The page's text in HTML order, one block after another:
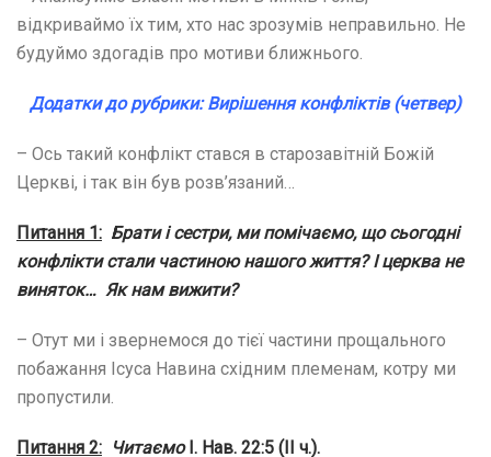
відкриваймо їх тим, хто нас зрозумів неправильно. Не
будуймо здогадів про мотиви ближнього.
Додатки до рубрики: Вирішення конфліктів (четвер)
– Ось такий конфлікт стався в старозавітній Божій
Церкві, і так він був розв’язаний…
Питання 1: Брати і сестри, ми помічаємо, що сьогодні
конфлікти стали частиною нашого життя? І церква не
виняток… Як нам вижити?
– Отут ми і звернемося до тієї частини прощального
побажання Ісуса Навина східним племенам, котру ми
пропустили.
Питання 2: Читаємо І. Нав. 22:5 (ІІ ч.).